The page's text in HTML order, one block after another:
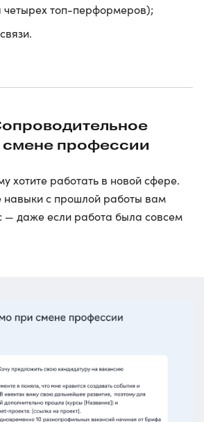
четырех топ-перформеров);
профессии
хотите работать в новой сфере.
навыки с прошлой работы вам
— даже если работа была совсем